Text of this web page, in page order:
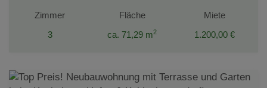
Zimmer
3
Fläche
ca. 71,29 m2
Miete
1.200,00 €